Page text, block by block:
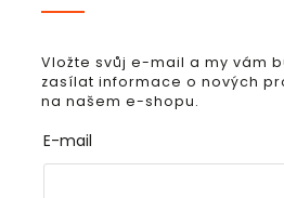
Vložte svůj e-mail a my vám
zasílat informace o nových
na našem e-shopu.
E-mail